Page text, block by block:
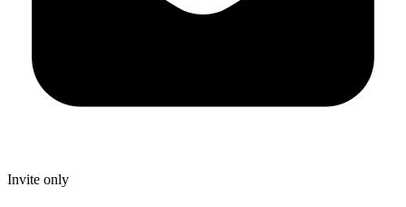
Invite only